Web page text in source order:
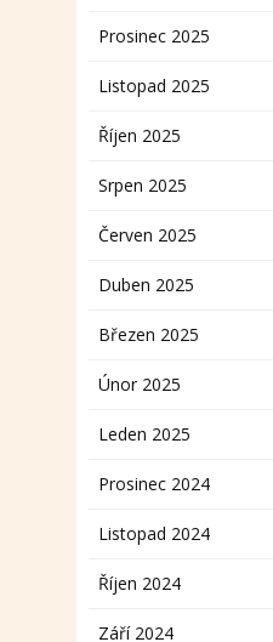
Prosinec 2025
Listopad 2025
Říjen 2025
Srpen 2025
Červen 2025
Duben 2025
Březen 2025
Únor 2025
Leden 2025
Prosinec 2024
Listopad 2024
Říjen 2024
Září 2024